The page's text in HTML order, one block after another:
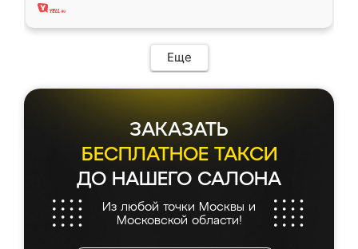
Еще
ЗАКАЗАТЬ
БЕСПЛАТНОЕ ТАКСИ
ДО НАШЕГО САЛОНА
Из любой точки Москвы и
Московской области!